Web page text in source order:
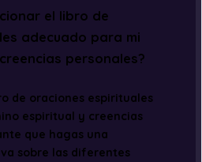
el libro de
adecuado para mi
personales?
de oraciones espirituales
espiritual y creencias
que hagas una
sobre las diferentes